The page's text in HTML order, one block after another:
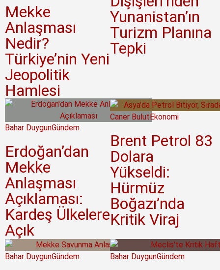
Mekke
Anlaşması
Nedir?
Türkiye’nin Yeni
Jeopolitik
Hamlesi
Yunanistan’ın
Turizm Planına
Tepki
Bahar DuygunGündem
Erdoğan’dan
Mekke
Anlaşması
Açıklaması:
Kardeş Ülkelere
Açık
Caner BulutEkonomi
Brent Petrol 83
Dolara
Yükseldi:
Hürmüz
Boğazı’nda
Kritik Viraj
Bahar DuygunGündem Bahar DuygunGündem